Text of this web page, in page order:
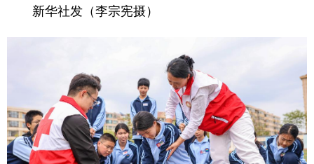
新华社发（李宗宪摄）